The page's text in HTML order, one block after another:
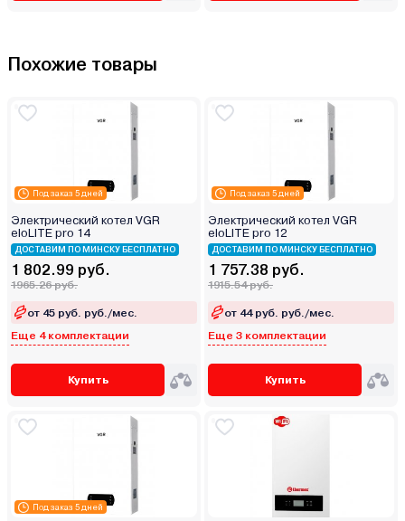
Похожие товары
Под заказ 5 дней
Электрический котел VGR
eloLITE pro 14
ДОСТАВИМ ПО МИНСКУ БЕСПЛАТНО
1 802.99 руб.
1965.26 руб.
от 45 руб. руб./мес.
Еще 4 комплектации
Купить
Под заказ 5 дней
Электрический котел VGR
eloLITE pro 12
ДОСТАВИМ ПО МИНСКУ БЕСПЛАТНО
1 757.38 руб.
1915.54 руб.
от 44 руб. руб./мес.
Еще 3 комплектации
Купить
Под заказ 5 дней